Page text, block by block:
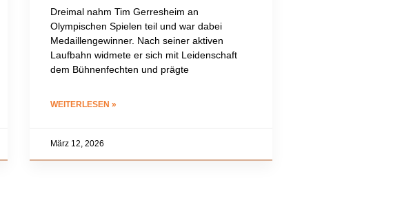
Dreimal nahm Tim Gerresheim an
Olympischen Spielen teil und war dabei
Medaillengewinner. Nach seiner aktiven
Laufbahn widmete er sich mit Leidenschaft
dem Bühnenfechten und prägte
WEITERLESEN »
März 12, 2026